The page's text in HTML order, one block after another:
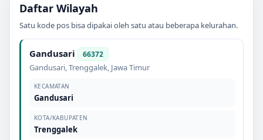
Daftar Wilayah
Satu kode pos bisa dipakai oleh satu atau beberapa kelurahan.
Gandusari 66372
Gandusari,Trenggalek, Jawa Timur
KECAMATAN
Gandusari
KOTA/KABUPATEN
Trenggalek